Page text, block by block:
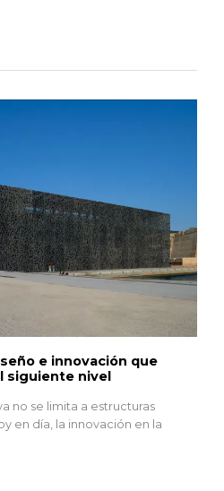
e innovación que
siguiente nivel
no se limita a estructuras
en día, la innovación en la